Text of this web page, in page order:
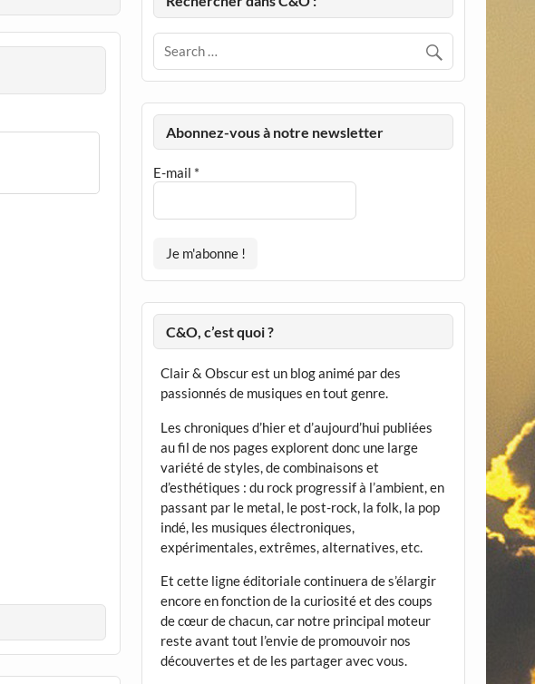
Abonnez-vous à notre newsletter
E-mail *
C&O, c’est quoi ?
Clair & Obscur est un blog animé par des
passionnés de musiques en tout genre.
Les chroniques d’hier et d’aujourd’hui publiées
au fil de nos pages explorent donc une large
variété de styles, de combinaisons et
d’esthétiques : du rock progressif à l’ambient, en
passant par le metal, le post-rock, la folk, la pop
indé, les musiques électroniques,
expérimentales, extrêmes, alternatives, etc.
Et cette ligne éditoriale continuera de s’élargir
encore en fonction de la curiosité et des coups
de cœur de chacun, car notre principal moteur
reste avant tout l’envie de promouvoir nos
découvertes et de les partager avec vous.